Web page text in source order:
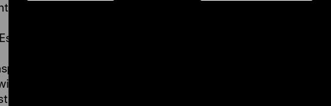
Wölfen drehen
ist der erste
ins KZ
Die in der
als sie ein Kind